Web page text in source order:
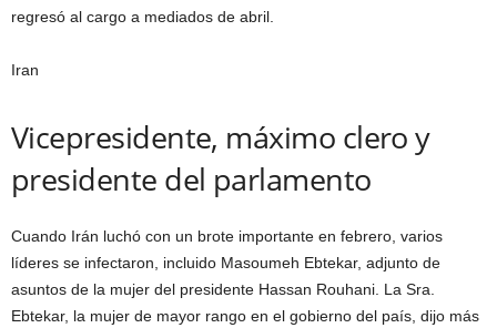
regresó al cargo a mediados de abril.
Iran
Vicepresidente, máximo clero y
presidente del parlamento
Cuando Irán luchó con un brote importante en febrero, varios
líderes se infectaron, incluido Masoumeh Ebtekar, adjunto de
asuntos de la mujer del presidente Hassan Rouhani. La Sra.
Ebtekar, la mujer de mayor rango en el gobierno del país, dijo más